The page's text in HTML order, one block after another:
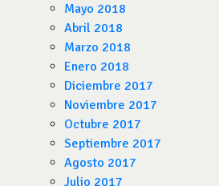
Mayo 2018
Abril 2018
Marzo 2018
Enero 2018
Diciembre 2017
Noviembre 2017
Octubre 2017
Septiembre 2017
Agosto 2017
Julio 2017